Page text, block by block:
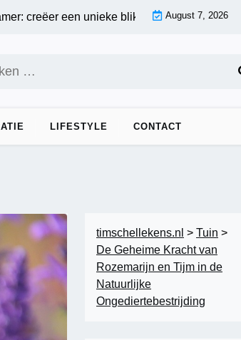
een unieke blikvanger op maat |August 7, 2026
LIFESTYLE CONTACT
timschellekens.nl > Tuin >
De Geheime Kracht van
Rozemarijn en Tijm in de
Natuurlijke
Ongediertebestrijding